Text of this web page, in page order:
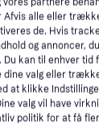
Google Pixel
Watch 3 45mm
LTE Polished
Afvis alle eller
de. Hvis
og annoncer,
kan til enhver tid
dine valg eller
at klikke
valg vil have
politik for at få